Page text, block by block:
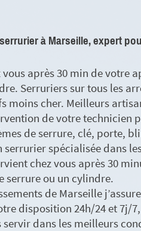
à Marseille, expert
après 30 min de
Serruriers sur tous les
cher. Meilleurs
de votre technicien
de serrure, clé, porte,
spécialisée dans
chez vous après 30
serrure ou un cylindre.
de Marseille
disposition 24h/24 et 7j/
dans les meilleurs